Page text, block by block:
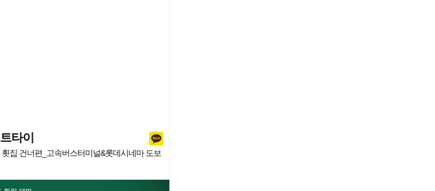
타이
집 건너편_고속버스터미널&롯데시네마 도보